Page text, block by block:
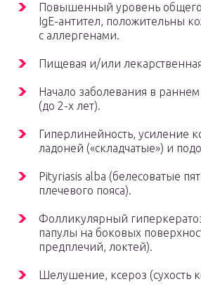
Повышенный уровень
IgE-антител, положительны
с аллергенами.
Пищевая и/или
Начало заболевания в раннем
(до 2-х лет).
Гиперлинейность, усиление
ладоней («складчатые») и
Pityriasis alba (белесоватые
плечевого пояса).
Фолликулярный
папулы на боковых
предплечий, локтей).
Шелушение, ксероз (сухость